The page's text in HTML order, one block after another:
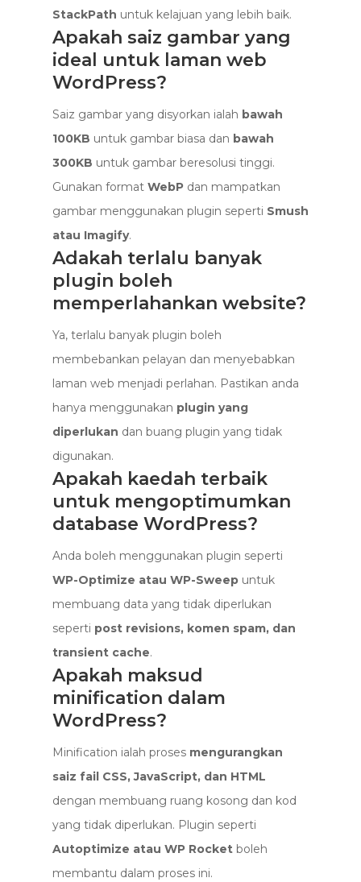
StackPath untuk kelajuan yang lebih baik.
Apakah saiz gambar yang
ideal untuk laman web
WordPress?
Saiz gambar yang disyorkan ialah bawah
100KB untuk gambar biasa dan bawah
300KB untuk gambar beresolusi tinggi.
Gunakan format WebPdan mampatkan
gambar menggunakan plugin seperti Smush
atau Imagify.
Adakah terlalu banyak
plugin boleh
memperlahankan website?
Ya, terlalu banyak plugin boleh
membebankan pelayan dan menyebabkan
laman web menjadi perlahan. Pastikan anda
hanya menggunakan plugin yang
diperlukan dan buang plugin yang tidak
digunakan.
Apakah kaedah terbaik
untuk mengoptimumkan
database WordPress?
Anda boleh menggunakan plugin seperti
WP-Optimize atau WP-Sweepuntuk
membuang data yang tidak diperlukan
seperti post revisions, komen spam, dan
transient cache.
Apakah maksud
minification dalam
WordPress?
Minification ialah proses mengurangkan
saiz fail CSS, JavaScript, dan HTML
dengan membuang ruang kosong dan kod
yang tidak diperlukan. Plugin seperti
Autoptimize atau WP Rocketboleh
membantu dalam proses ini.